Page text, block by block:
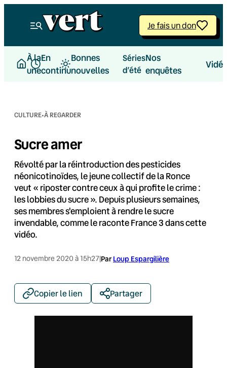
Je fais un don
À la
une
En
continu
Bonnes
nouvelles
Séries
d’été
Nos
enquêtes
CULTURE·À REGARDER
Sucre amer
Révolté par la réintroduction des pesticides
néonicotinoïdes, le jeune collectif de la Ronce
veut « riposter contre ceux à qui profite le crime :
les lobbies du sucre ». Depuis plusieurs semaines,
ses membres s'emploient à rendre le sucre
invendable, comme le raconte France 3 dans cette
vidéo.
12 novembre 2020 à 15h27|Par Loup Espargilière
Copier le lien Partager